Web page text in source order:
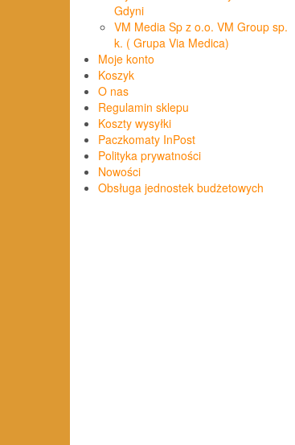
Gdyni
VM Media Sp z o.o. VM Group sp.
k. ( Grupa Via Medica)
Moje konto
Koszyk
O nas
Regulamin sklepu
Koszty wysyłki
Paczkomaty InPost
Polityka prywatności
Nowości
Obsługa jednostek budżetowych